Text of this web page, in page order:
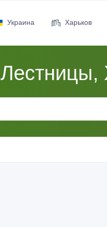
Украина Харьков
Лестницы,